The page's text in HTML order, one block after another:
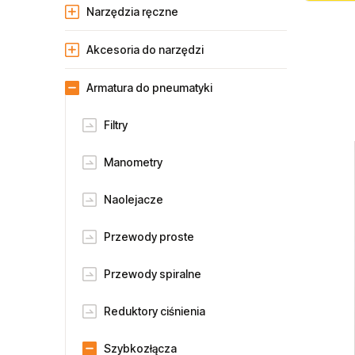
Narzędzia ręczne
Akcesoria do narzędzi
Armatura do pneumatyki
Filtry
Manometry
Naolejacze
Przewody proste
Przewody spiralne
Reduktory ciśnienia
Szybkozłącza